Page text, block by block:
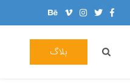
بلاگ